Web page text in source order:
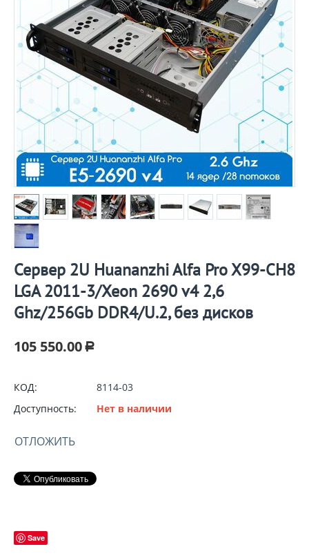
Сервер 2U Huananzhi Alfa Pro X99-CH8
LGA 2011-3/Xeon 2690 v4 2,6
Ghz/256Gb DDR4/U.2, без дисков
105 550.00 Р
КОД:
8114-03
Доступность:
Нет в наличии
ОТЛОЖИТЬ
Save